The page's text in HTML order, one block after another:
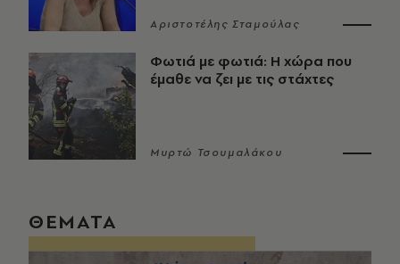
Αριστοτέλης Σταμούλας
Φωτιά με φωτιά: Η χώρα που
έμαθε να ζει με τις στάχτες
Μυρτώ Τσουμαλάκου
ΘΕΜΑΤΑ